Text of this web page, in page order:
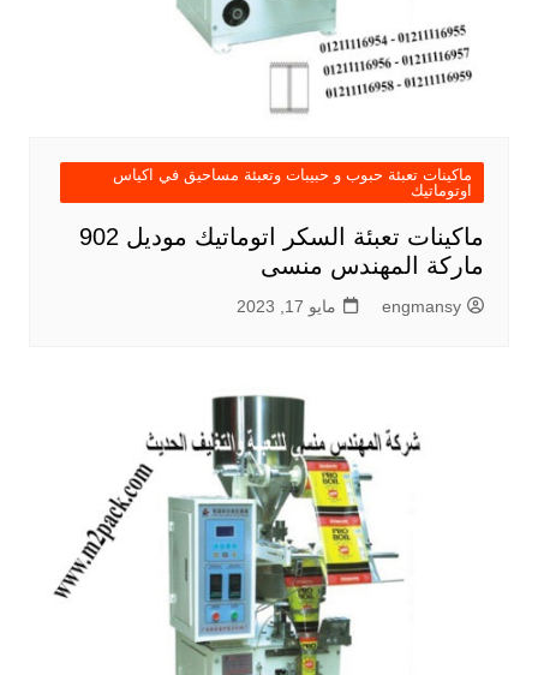
ماكينات تعبئة حبوب و حبيبات وتعبئة مساحيق في اكياس
اوتوماتيك
ماكينات تعبئة السكر اتوماتيك موديل 902
ماركة المهندس منسى
engmansy مايو 17, 2023